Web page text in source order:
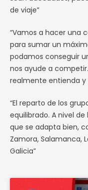
de viaje”
“Vamos a hacer una
para sumar un
podamos conseguir
nos ayude a
realmente entienda y
“El reparto de los
equilibrado. A nivel
que se adapta bien,
Zamora, Salamanca,
Galicia”